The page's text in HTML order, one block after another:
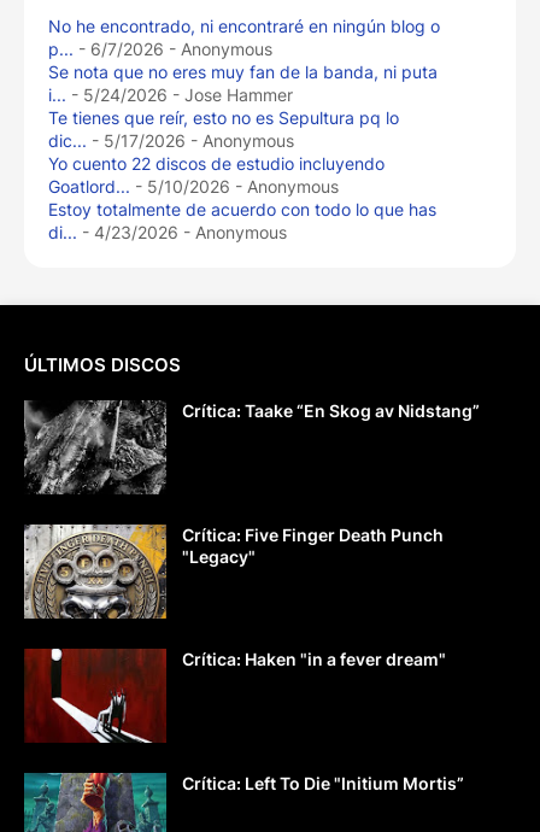
No he encontrado, ni encontraré en ningún blog o
p... - 6/7/2026 - Anonymous
Se nota que no eres muy fan de la banda, ni puta
i... - 5/24/2026 - Jose Hammer
Te tienes que reír, esto no es Sepultura pq lo
dic... - 5/17/2026 - Anonymous
Yo cuento 22 discos de estudio incluyendo
Goatlord... - 5/10/2026 - Anonymous
Estoy totalmente de acuerdo con todo lo que has
di... - 4/23/2026 - Anonymous
ÚLTIMOS DISCOS
Crítica: Taake “En Skog av Nidstang”
Crítica: Five Finger Death Punch
"Legacy"
Crítica: Haken "in a fever dream"
Crítica: Left To Die "Initium Mortis”